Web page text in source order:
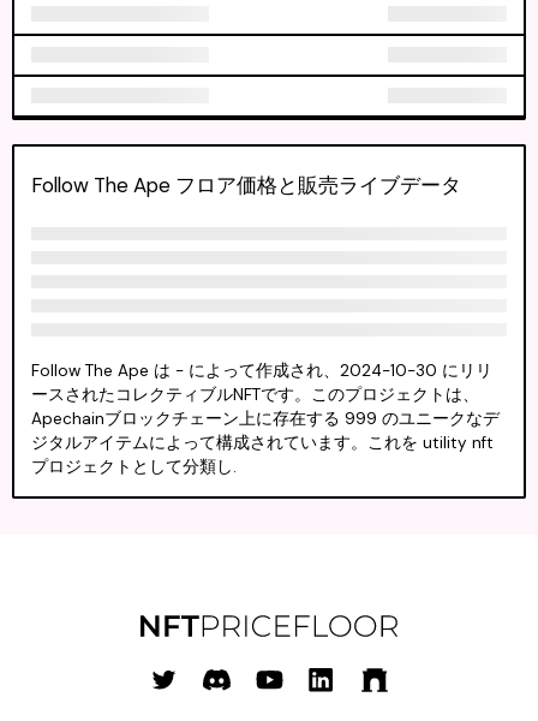
Follow The Ape フロア価格と販売ライブデータ
Follow The Ape は - によって作成され、2024-10-30 にリリ
ースされたコレクティブルNFTです。このプロジェクトは、
Apechainブロックチェーン上に存在する 999 のユニークなデ
ジタルアイテムによって構成されています。これを utility nft
プロジェクトとして分類し.